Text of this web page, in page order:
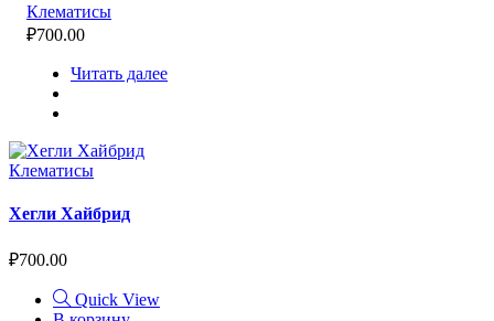
Клематисы
₽700.00
Читать далее
Клематисы
Хегли Хайбрид
₽700.00
Quick View